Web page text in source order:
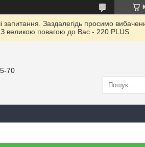
Заздалегідь просимо
З великою повагою до Ваc - 220 PLUS
70